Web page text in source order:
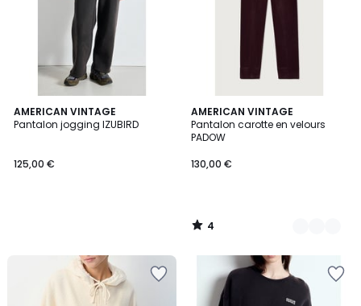
AMERICAN VINTAGE
Pantalon jogging IZUBIRD
125,00 €
AMERICAN VINTAGE
Pantalon carotte en velours
PADOW
130,00 €
4
/
5
2
Couleurs
4
/